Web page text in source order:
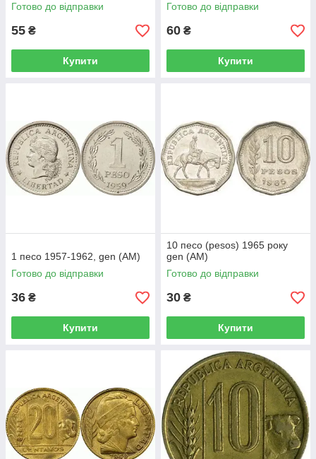
Готово до відправки
55 ₴
Купити
Готово до відправки
60 ₴
Купити
1 песо 1957-1962, gen (АМ)
Готово до відправки
36 ₴
Купити
10 песо (pesos) 1965 року
gen (АМ)
Готово до відправки
30 ₴
Купити